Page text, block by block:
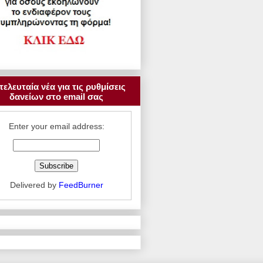
νέα για τις ρυθμίσεις
δανείων στο email σας
Enter your email address:
Delivered by FeedBurner